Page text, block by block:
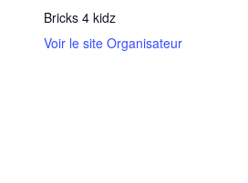
Bricks 4 kidz
Voir le site Organisateur